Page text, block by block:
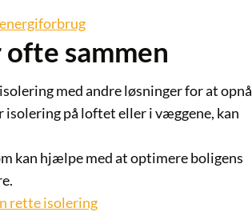
sammen
med andre løsninger for at opnå
isolering på loftet eller i væggene, kan
kan hjælpe med at optimere boligens
rette isolering